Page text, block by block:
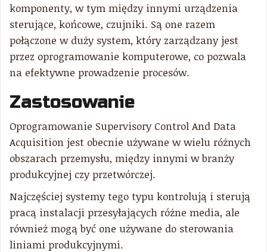
komponenty, w tym między innymi urządzenia
sterujące, końcowe, czujniki. Są one razem
połączone w duży system, który zarządzany jest
przez oprogramowanie komputerowe, co pozwala
na efektywne prowadzenie procesów.
Zastosowanie
Oprogramowanie Supervisory Control And Data
Acquisition jest obecnie używane w wielu różnych
obszarach przemysłu, między innymi w branży
produkcyjnej czy przetwórczej.
Najczęściej systemy tego typu kontrolują i sterują
pracą instalacji przesyłających różne media, ale
również mogą być one używane do sterowania
liniami produkcyjnymi.